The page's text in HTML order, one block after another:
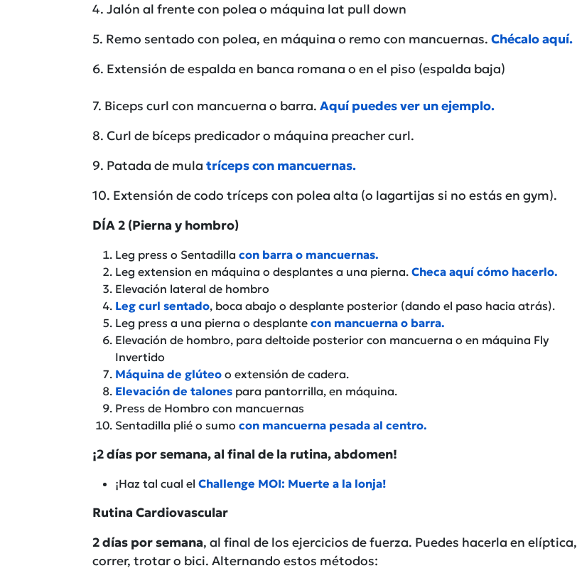
4. Jalón al frente con polea o máquina lat pull down
5. Remo sentado con polea, en máquina o remo con mancuernas. Chécalo aquí.
6. Extensión de espalda en banca romana o en el piso (espalda baja)
7. Biceps curl con mancuerna o barra. Aquí puedes ver un ejemplo.
8. Curl de bíceps predicador o máquina preacher curl.
9. Patada de mula tríceps con mancuernas.
10. Extensión de codo tríceps con polea alta (o lagartijas si no estás en gym).
DÍA 2 (Pierna y hombro)
Leg press o Sentadilla con barra o mancuernas.
Leg extension en máquina o desplantes a una pierna. Checa aquí cómo hacerlo.
Elevación lateral de hombro
Leg curl sentado, boca abajo o desplante posterior (dando el paso hacia atrás).
Leg press a una pierna o desplante con mancuerna o barra.
Elevación de hombro, para deltoide posterior con mancuerna o en máquina Fly
Invertido
Máquina de glúteo o extensión de cadera.
Elevación de talones para pantorrilla, en máquina.
Press de Hombro con mancuernas
Sentadilla plié o sumo con mancuerna pesada al centro.
¡2 días por semana, al final de la rutina, abdomen!
¡Haz tal cual el Challenge MOI: Muerte a la lonja!
Rutina Cardiovascular
2 días por semana, al final de los ejercicios de fuerza. Puedes hacerla en elíptica,
correr, trotar o bici. Alternando estos métodos: